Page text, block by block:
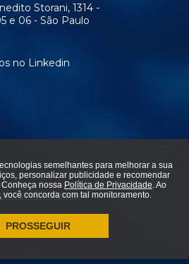
Storani, 1314 -
e 06 - São Paulo
no Linkedin
- Todos os direitos reservados.
de privacidade
de marketing digital
semelhantes para melhorar a sua
personalizar publicidade e recomendar
nossa Política de Privacidade. Ao
concorda com tal monitoramento.
PROSSEGUIR